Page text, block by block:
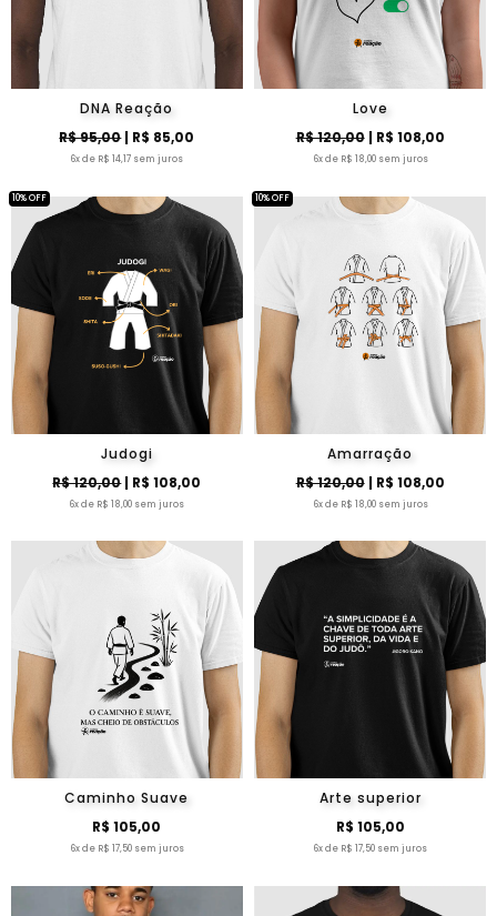
DNA Reação
R$ 95,00| R$ 85,00
6x de R$ 14,17 sem juros
Love
R$ 120,00| R$ 108,00
6x de R$ 18,00 sem juros
Judogi
R$ 120,00| R$ 108,00
6x de R$ 18,00 sem juros
10% OFF
Amarração
R$ 120,00| R$ 108,00
6x de R$ 18,00 sem juros
10% OFF
Caminho Suave
R$ 105,00
6x de R$ 17,50 sem juros
Arte superior
R$ 105,00
6x de R$ 17,50 sem juros